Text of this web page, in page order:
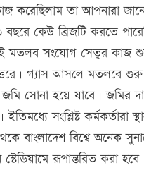
তা আপনারা
কেউ ব্রিজটি করতে
মতলব সংযোগ সেতুর
গ্যাস আসলে মতলবে শুরু
সোনা হয়ে যাবে। জমির
সংশ্লিষ্ট
বাংলাদেশ বিশ্বে অনেক
রূপান্তরিত করা